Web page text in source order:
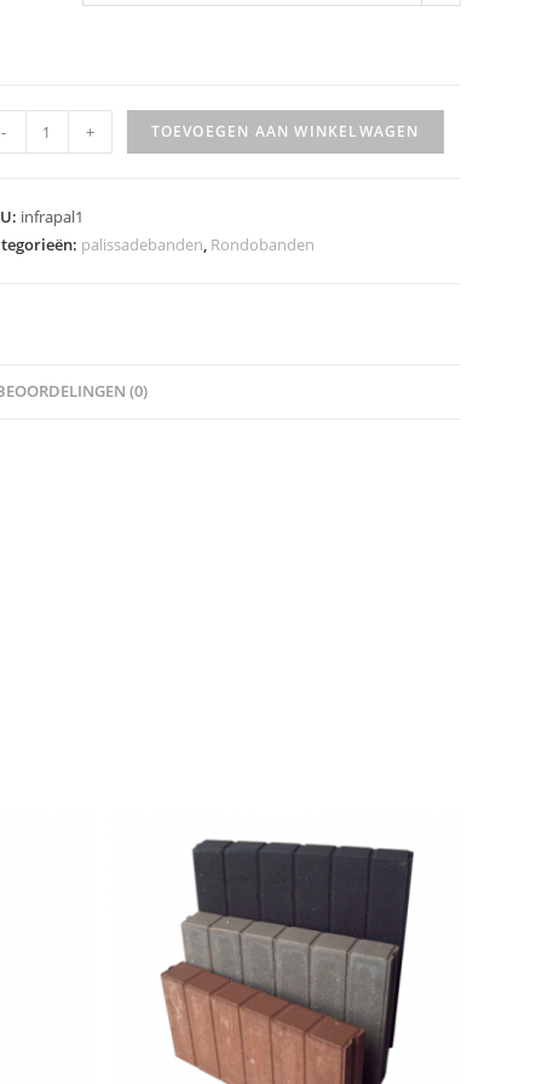
- + TOEVOEGEN AAN WINKELWAGEN
infrapal1
palissadebanden, Rondobanden
(0)